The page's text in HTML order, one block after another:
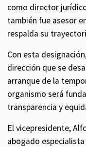
como director
también fue asesor
respalda su
Con esta
dirección que se
arranque de la
organismo será
transparencia y
El vicepresidente,
abogado